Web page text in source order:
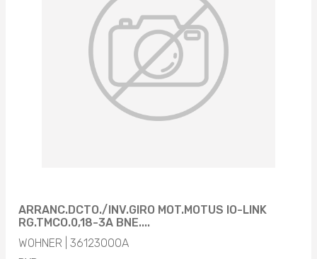
ARRANC.DCTO./INV.GIRO MOT.MOTUS IO-LINK
RG.TMCO.0,18-3A BNE....
WOHNER | 36123000A